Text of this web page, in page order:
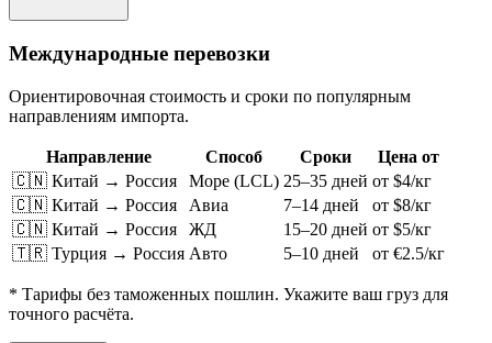
Международные перевозки
Ориентировочная стоимость и сроки по популярным
направлениям импорта.
Направление Способ Сроки
Цена от
🇨🇳 Китай → Россия
Море (LCL) 25–35 дней от $4/кг
🇨🇳 Китай → Россия
Авиа 7–14 дней
от $8/кг
🇨🇳 Китай → Россия
ЖД 15–20 дней от $5/кг
🇹🇷 Турция → Россия Авто 5–10 дней от €2.5/кг
* Тарифы без таможенных пошлин. Укажите ваш груз для
точного расчёта.